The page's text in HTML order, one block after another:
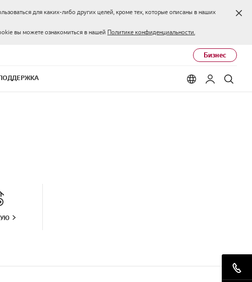
для каких-либо других целей, кроме тех, которые описаны в наших
вы можете ознакомиться в нашей Политике конфиденциальности.
Бизнес
Language options
Мой LG